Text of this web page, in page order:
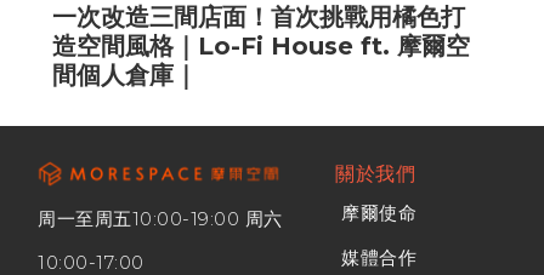
一次改造三間店面！首次挑戰用橘色打
造空間風格｜Lo-Fi House ft. 摩爾空
間個人倉庫｜
周一至周五10:00-19:00 周六
10:00-17:00
關於我們
摩爾使命
媒體合作